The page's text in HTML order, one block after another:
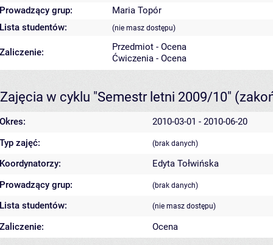
Prowadzący grup:
Maria Topór
Lista studentów:
(nie masz dostępu)
Zaliczenie:
Przedmiot - Ocena
Ćwiczenia - Ocena
Zajęcia w cyklu "Semestr letni 2009/10"
Okres:
2010-03-01 - 2010-06-20
Typ zajęć:
(brak danych)
Koordynatorzy:
Edyta Tołwińska
Prowadzący grup:
(brak danych)
Lista studentów: (nie masz dostępu)
Zaliczenie: Ocena